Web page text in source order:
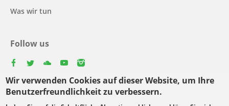
Wir verwenden Cookies auf dieser Website, um Ihre
Benutzerfreundlichkeit zu verbessern.
Was wir tun
Follow us
Select
your